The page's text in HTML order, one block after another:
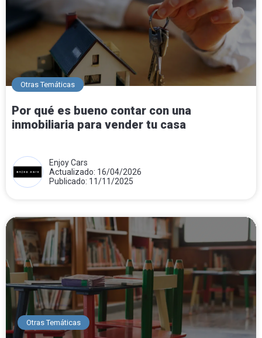
Otras Temáticas
Por qué es bueno contar con una
inmobiliaria para vender tu casa
Enjoy Cars
Actualizado: 16/04/2026
Publicado: 11/11/2025
Otras Temáticas